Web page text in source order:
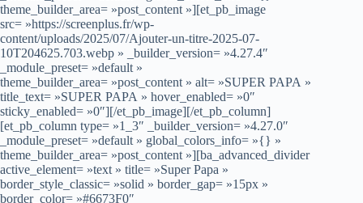
theme_builder_area= »post_content »][et_pb_image
src= »https://screenplus.fr/wp-
content/uploads/2025/07/Ajouter-un-titre-2025-07-
10T204625.703.webp » _builder_version= »4.27.4″
_module_preset= »default »
theme_builder_area= »post_content » alt= »SUPER PAPA »
title_text= »SUPER PAPA » hover_enabled= »0″
sticky_enabled= »0″][/et_pb_image][/et_pb_column]
[et_pb_column type= »1_3″ _builder_version= »4.27.0″
_module_preset= »default » global_colors_info= »{} »
theme_builder_area= »post_content »][ba_advanced_divider
active_element= »text » title= »Super Papa »
border_style_classic= »solid » border_gap= »15px »
border_color= »#6673F0″